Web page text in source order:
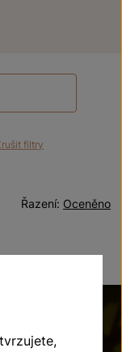
filtry
Oceněno
Řazení: